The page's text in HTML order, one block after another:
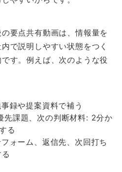
要点共有動画は、情報量を
で説明しやすい状態をつく
す。例えば、次のような役
録や提案資料で補う
先課題、次の判断材料: 2分か
る
ォーム、返信先、次回打ち